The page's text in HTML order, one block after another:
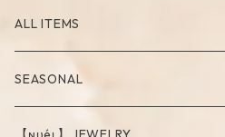
ALL ITEMS
SEASONAL